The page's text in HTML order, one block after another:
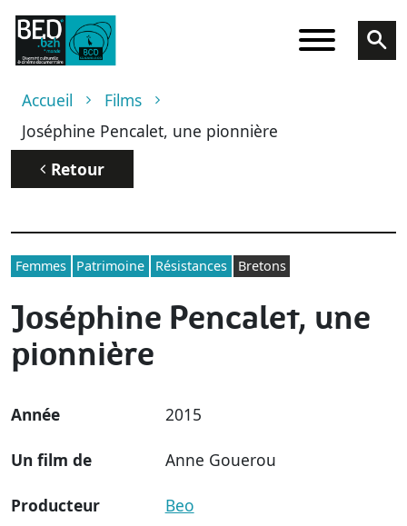
Aller au contenu principal
Fil d'Ariane
Accueil
Films
Joséphine Pencalet, une pionnière
Retour
Femmes Patrimoine Résistances Bretons
Joséphine Pencalet, une
pionnière
Année 2015
Un film de Anne Gouerou
Producteur Beo